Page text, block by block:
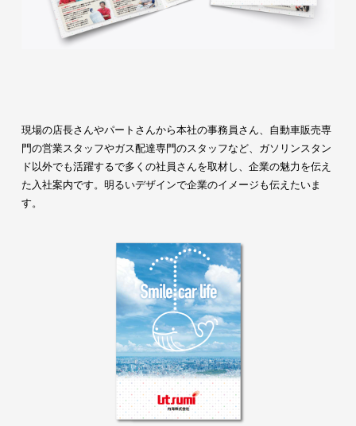
現場の店長さんやパートさんから本社の事務員さん、自動車販売専
門の営業スタッフやガス配達専門のスタッフなど、ガソリンスタン
ド以外でも活躍するで多くの社員さんを取材し、企業の魅力を伝え
た入社案内です。明るいデザインで企業のイメージも伝えたいま
す。